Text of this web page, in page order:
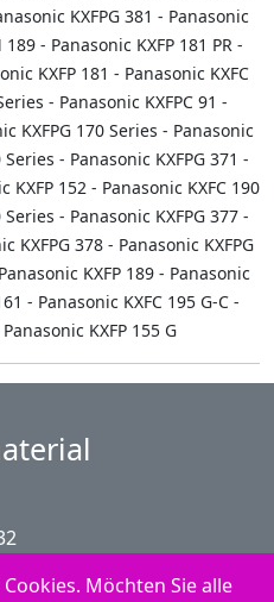
KXFPG 381 - Panasonic
- Panasonic KXFP 181 PR -
KXFP 181 - Panasonic KXFC
- Panasonic KXFPC 91 -
KXFPG 170 Series - Panasonic
- Panasonic KXFPG 371 -
KXFP 152 - Panasonic KXFC 190
- Panasonic KXFPG 377 -
KXFPG 378 - Panasonic KXFPG
KXFP 189 - Panasonic
- Panasonic KXFC 195 G-C -
KXFP 155 G
Möchten Sie alle